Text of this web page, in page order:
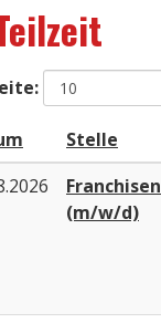
Stelle
(m/w/d)